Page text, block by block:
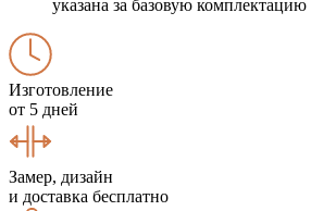
указана за базовую комплектацию
Изготовление
от 5 дней
Замер, дизайн
и доставка бесплатно